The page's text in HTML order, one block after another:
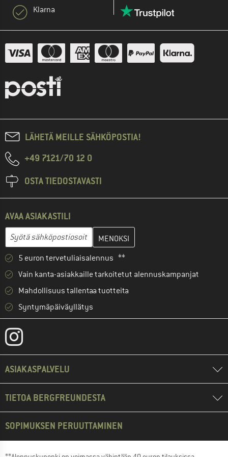
Klarna
LÄHETÄ MEILLE SÄHKÖPOSTIA!
+49 7121/70 12 0
OSTA TIEDOSTAVASTI
AVAA ASIAKASTILI
Sähköpostiosoite
Anna sähköpostiosoitteesi ja luo seuraavassa vaiheessa
5 euron tervetuliaisalennus **
Vain kanta-asiakkaille tarkoitetut alennuskampanjat
Mahdollisuus tallentaa tuotteita
Syntymäpäiväyllätys
ASIAKASPALVELU
TIETOA BERGFREUNDESTA
SOPIMUKSEN PERUUTTAMINEN